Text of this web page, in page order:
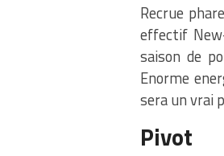
Recrue
effectif
saison de
Enorme
sera un vrai
Pivot